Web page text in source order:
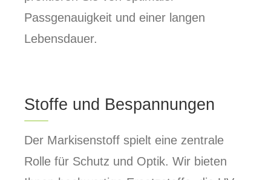
Passgenauigkeit und einer langen
Lebensdauer.
Stoffe und Bespannungen
Der Markisenstoff spielt eine zentrale
Rolle für Schutz und Optik. Wir bieten